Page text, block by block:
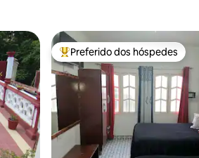
Entre os melhores preferidos
Preferido dos hóspedes